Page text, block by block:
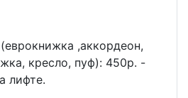
,аккордеон,
кресло, пуф): 450р. -
лифте.